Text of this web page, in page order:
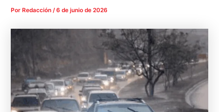
Por Redacción/6 de junio de 2026